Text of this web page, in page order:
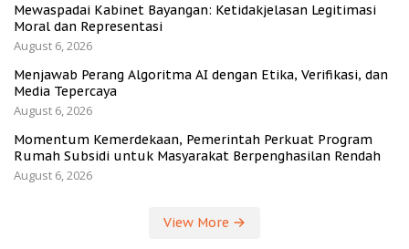
Mewaspadai Kabinet Bayangan: Ketidakjelasan Legitimasi
Moral dan Representasi
August 6, 2026
Menjawab Perang Algoritma AI dengan Etika, Verifikasi, dan
Media Tepercaya
August 6, 2026
Momentum Kemerdekaan, Pemerintah Perkuat Program
Rumah Subsidi untuk Masyarakat Berpenghasilan Rendah
August 6, 2026
View More